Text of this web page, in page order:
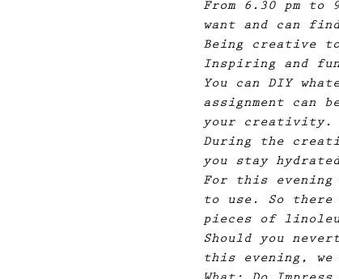
From 6.30 pm
want and can
Being creative
Inspiring and
You can DIY
assignment
your creativity.
During the
you stay
For this
to use. So
pieces of
Should you
this evening,